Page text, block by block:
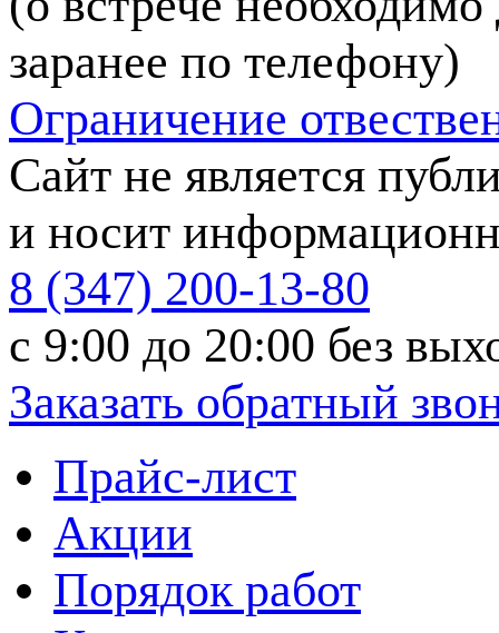
заранее по телефону)
Ограничение
Сайт не является
и носит
8 (347) 200-13-80
с 9:00 до 20:00 без
Заказать обратный
Прайс-лист
Акции
Порядок работ